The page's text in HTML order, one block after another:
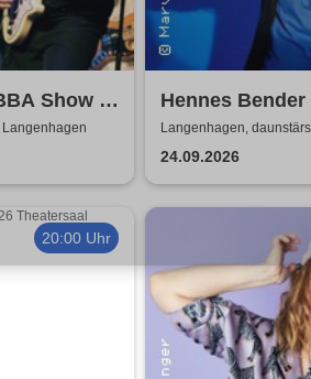
Show -
with 4
Hennes
macht Freude
Langenhagen, daunstärs
24.09.2026
20:00 Uhr